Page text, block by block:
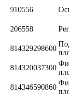
910556
206558
814329298600
814320037300
814346590860